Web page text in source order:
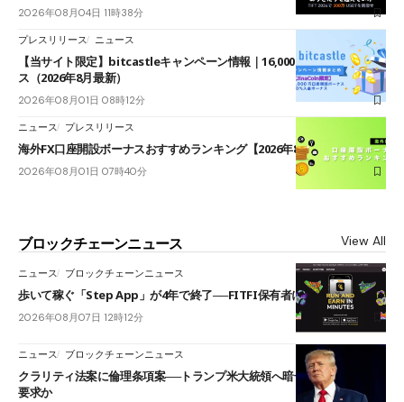
2026年08月04日 11時38分
プレスリリース ニュース
【当サイト限定】bitcastleキャンペーン情報｜16,000円口座開設ボーナ
ス（2026年8月最新）
2026年08月01日 08時12分
ニュース プレスリリース
海外FX口座開設ボーナスおすすめランキング【2026年8月最新】
2026年08月01日 07時40分
ブロックチェーンニュース View All
ニュース ブロックチェーンニュース
歩いて稼ぐ「Step App」が4年で終了──FITFI保有者に対応呼びかけ
2026年08月07日 12時12分
ニュース ブロックチェーンニュース
クラリティ法案に倫理条項案──トランプ米大統領へ暗号資産事業の売却
要求か